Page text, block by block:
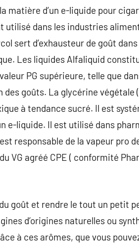
matière d’un e-liquide pour
utilisé dans les industries
sert d’exhausteur de goût dans
Les liquides Alfaliquid
PG supérieure, telle que
goûts. La glycérine végétale (
à tendance sucré. Il est
e-liquide. Il est utilisé dans
responsable de la vapeur pro
VG agréé CPE ( conformité
goût et rendre le tout un petit
d’origines naturelles ou
à ces arômes, que vous